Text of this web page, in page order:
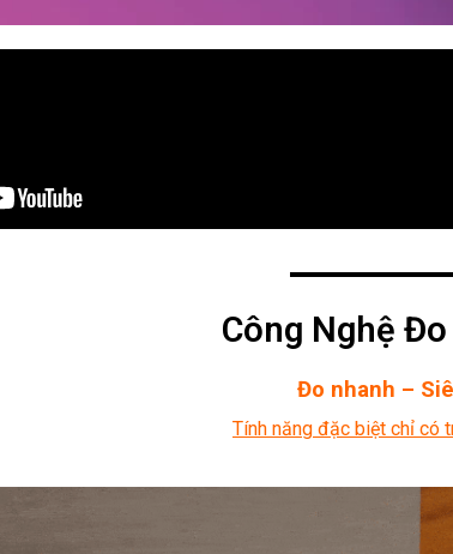
Công Nghệ
Đo nhanh –
Tính năng đặc biệt chỉ có